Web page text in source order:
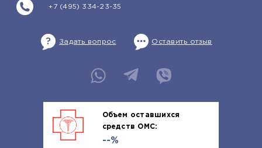
+7 (495) 334-23-35
Задать вопрос Оставить отзыв
Объем оставшихся
средств ОМС:
--%